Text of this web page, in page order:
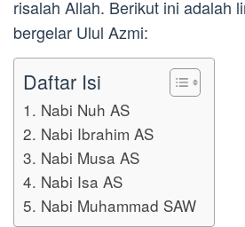
risalah Allah. Berikut ini adalah
bergelar Ulul Azmi:
Daftar Isi
1. Nabi Nuh AS
2. Nabi Ibrahim AS
3. Nabi Musa AS
4. Nabi Isa AS
5. Nabi Muhammad SAW